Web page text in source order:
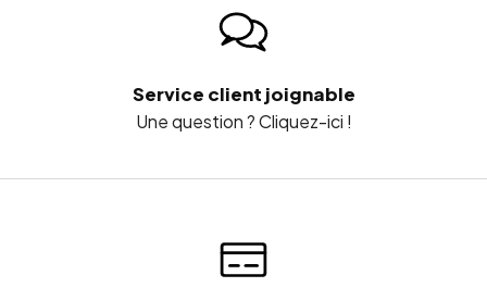
Avec son grand format et son décor Cœur Frise, ce moule
constitue une belle idée cadeau pour les amateurs de
pâtisserie, de cuisine régionale et d’artisanat français.
Il peut être offert pour un anniversaire, une pendaison de
Service client joignable
Une question ? Cliquez-ici !